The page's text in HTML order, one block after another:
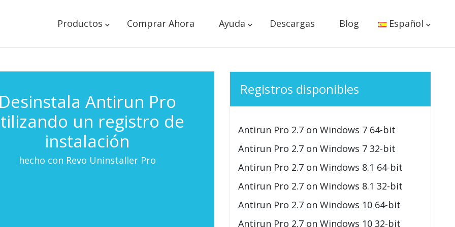
Productos Comprar Ahora Ayuda Descargas Blog Español
Antirun Pro
un registro de
instalación
hecho con Revo Uninstaller Pro
Registros disponibles
Antirun Pro 2.7 on Windows 7 64-bit
Antirun Pro 2.7 on Windows 7 32-bit
Antirun Pro 2.7 on Windows 8.1 64-bit
Antirun Pro 2.7 on Windows 8.1 32-bit
Antirun Pro 2.7 on Windows 10 64-bit
Antirun Pro 2.7 on Windows 10 32-bit